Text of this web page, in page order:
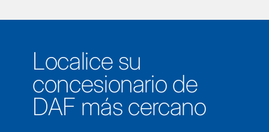
Localice su
concesionario de
DAF más cercano